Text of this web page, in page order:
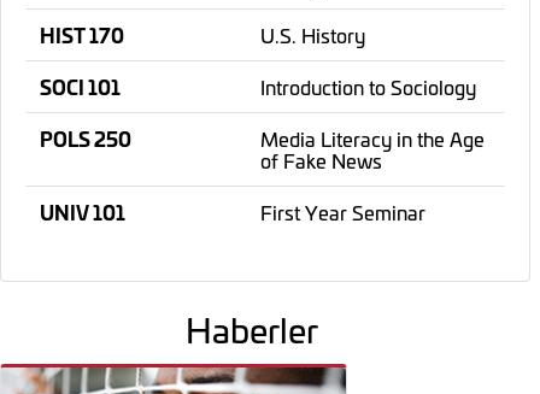
HIST 170
U.S. History
SOCI 101
Introduction to Sociology
POLS 250
Media Literacy in the Age
of Fake News
UNIV 101
First Year Seminar
Haberler